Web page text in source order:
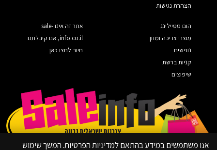
הצהרת נגישות
הום סטיילינג
מוצרי צריכה ומזון
נופשים
קניות ברשת
שיפוצים
אתר זה אינו sale-
info.co.il, אם קיבלתם
חיוב לחצו כאן
אנו משתמשים במידע בהתאם למדיניות הפרטיות. המשך שימוש